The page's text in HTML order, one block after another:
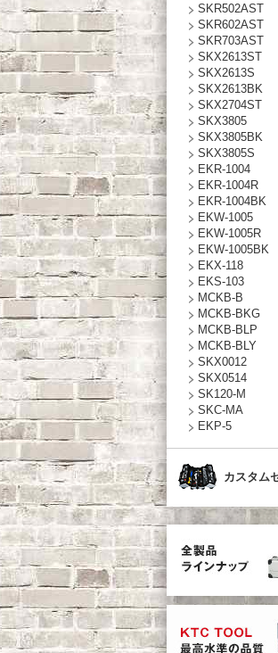
SKR502AST
SKR602AST
SKR703AST
SKX2613ST
SKX2613S
SKX2613BK
SKX2704ST
SKX3805
SKX3805BK
SKX3805S
EKR-1004
EKR-1004R
EKR-1004BK
EKW-1005
EKW-1005R
EKW-1005BK
EKX-118
EKS-103
MCKB-B
MCKB-BKG
MCKB-BLP
MCKB-BLY
SKX0012
SKX0514
SK120-M
SKC-MA
EKP-5
カスタム